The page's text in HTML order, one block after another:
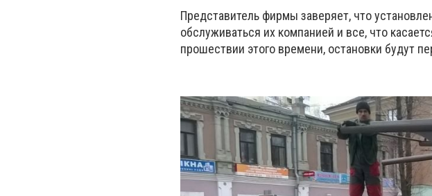
Представитель фирмы заверяет, что
обслуживаться их компанией и все, что
прошествии этого времени, остановки будут